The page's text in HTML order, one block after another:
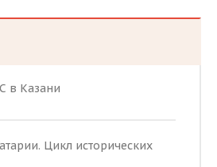
в Казани
Цикл исторических